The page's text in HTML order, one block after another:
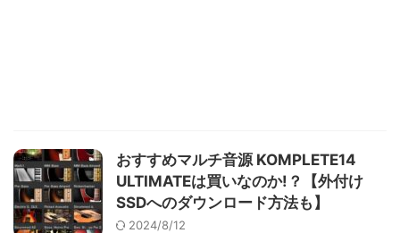
おすすめマルチ音源 KOMPLETE14
ULTIMATEは買いなのか!？【外付け
SSDへのダウンロード方法も】
2024/8/12